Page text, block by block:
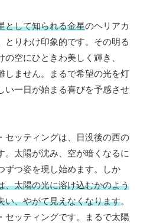
として知られる金星のヘリアカ
とりわけ印象的です。その明る
の空にひときわ美しく輝き、
しません。まるで希望の光を灯
い一日が始まる喜びを予感させ
セッティングは、日没後の西の
。太陽が沈み、空が暗くなるに
ずつ姿を現し始めます。しか
、太陽の光に溶け込むかのよう
い、やがて見えなくなります。
セッティングです。まるで太陽